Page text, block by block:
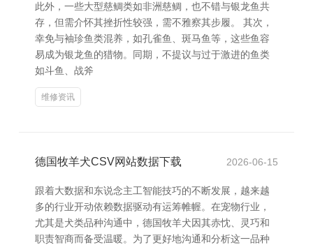
此外，一些大型慈鲷类如非洲慈鲷，也不错与银龙鱼共
存，但需介怀其挫折性较强，需不雅察其步履。 其次，
幸免与袖珍鱼类混养，如孔雀鱼、斑马鱼等，这些鱼容
易成为银龙鱼的猎物。同期，不提议与过于激进的鱼类
如斗鱼、战斧
维修资讯
德国牧羊犬CSV网站数据下载 2026-06-15
跟着大数据和东说念主工智能技巧的不断发展，越来越
多的行业开动依赖数据驱动有运筹帷幄。在宠物行业，
尤其是犬类品种沟通中，德国牧羊犬因其赤忱、灵巧和
职责智商而备受温暖。为了更好地沟通和分析这一品种